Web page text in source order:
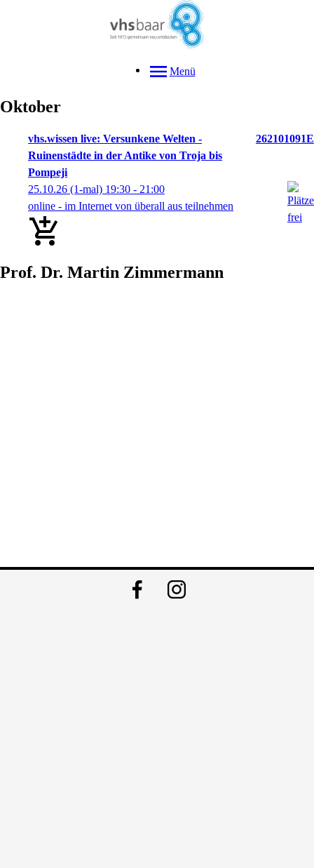
Menü
Oktober
vhs.wissen live: Versunkene Welten -
Ruinenstädte in der Antike von Troja bis
Pompeji
262101091E
25.10.26 (1-mal) 19:30 - 21:00
online - im Internet von überall aus teilnehmen
Prof. Dr. Martin Zimmermann